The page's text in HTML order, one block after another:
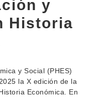
y
Historia
y Social (PHES)
la X edición de la
Económica. En